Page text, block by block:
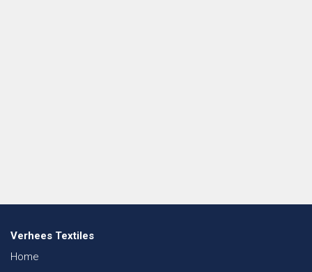
Verhees Textiles
Home